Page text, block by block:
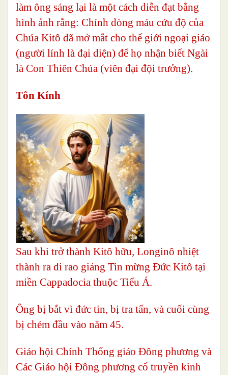
làm ông sáng lại là một cách diễn đạt bằng
hình ảnh rằng: Chính dòng máu cứu độ của
Chúa Kitô đã mở mắt cho thế giới ngoại giáo
(người lính là đại diện) để họ nhận biết Ngài
là Con Thiên Chúa (viên đại đội trưởng).
Tôn Kính
Sau khi trở thành Kitô hữu, Longinô nhiệt
thành ra đi rao giảng Tin mừng Đức Kitô tại
miền Cappadocia thuộc Tiểu Á.
Ông bị bắt vì đức tin, bị tra tấn, và cuối cùng
bị chém đầu vào năm 45.
Giáo hội Chính Thống giáo Đông phương và
Các Giáo hội Đông phương cổ truyền kinh